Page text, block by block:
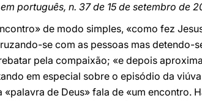
português, n. 37 de 15 de setembro de
de modo simples, «como fez
se com as pessoas mas detendo-
pela compaixão; «e depois
em especial sobre o episódio da
«palavra de Deus» fala de «um encontro.